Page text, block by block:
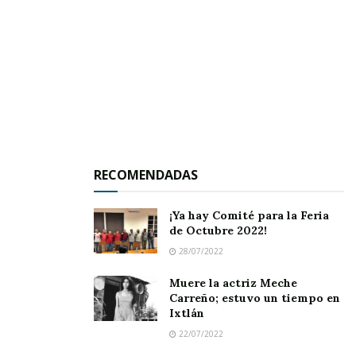
Los donativos –se insiste- serán destinados a
esos sectores, así como a los inquilinos de la
Casa Hogar de Ahuacatlán, de Ixtlán, así como
de Jala y Jomulco; “esto permitirá que muchos
RECOMENDADAS
¡Ya hay Comité para la Feria
de Octubre 2022!
28/07/2022
Muere la actriz Meche
Carreño; estuvo un tiempo en
Ixtlán
22/07/2022